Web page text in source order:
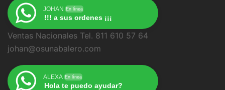
JOHAN En línea
!!! a sus ordenes ¡¡¡
Ventas Nacionales Tel. 811 610 57 64
johan@osunabalero.com
ALEXA En línea
Hola te puedo ayudar?